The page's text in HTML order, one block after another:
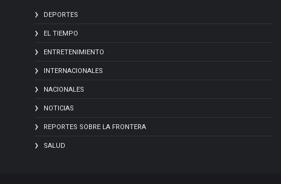
DEPORTES
EL TIEMPO
ENTRETENIMIENTO
INTERNACIONALES
NACIONALES
NOTICIAS
REPORTES SOBRE LA FRONTERA
SALUD